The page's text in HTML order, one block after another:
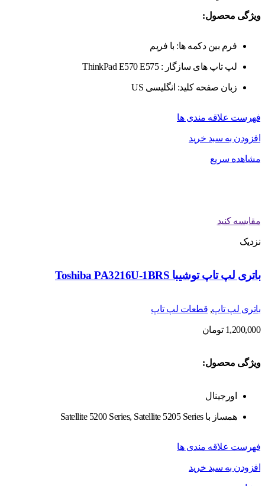
ویژگی محصول:
فرم بین دکمه ها: با فریم
لپ تاپ های سازگار : ThinkPad E570 E575
زبان صفحه کلید: انگلیسی US
فهرست علاقه مندی ها
افزودن به سبد خرید
مشاهده سریع
مقایسه کنید
نزدیک
باتری لپ تاپ توشیبا Toshiba PA3216U-1BRS
باتری لپ تاپ, قطعات لپ تاپ
1,200,000 تومان
ویژگی محصول:
اورجینال
همساز با Satellite 5200 Series, Satellite 5205 Series
فهرست علاقه مندی ها
افزودن به سبد خرید